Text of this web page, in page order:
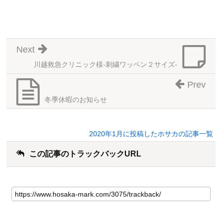
川越救急クリニック様-刺繍ワッペン２サイズ-
Next
冬季休暇のお知らせ
Prev
2020年1月に投稿したホサカの記事一覧
この記事のトラックバックURL